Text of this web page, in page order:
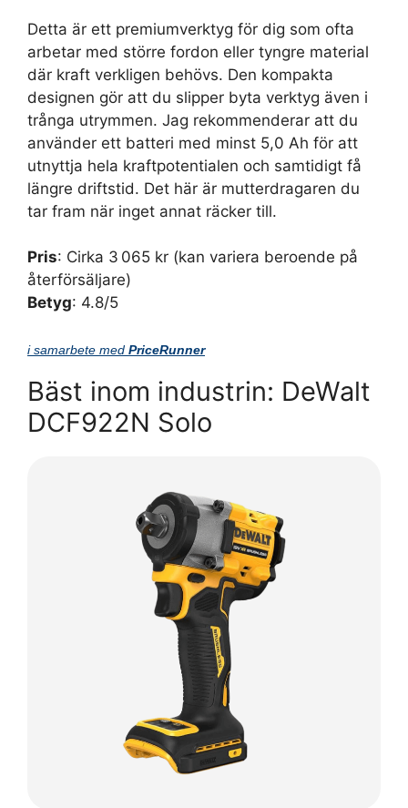
Detta är ett premiumverktyg för dig som ofta
arbetar med större fordon eller tyngre material
där kraft verkligen behövs. Den kompakta
designen gör att du slipper byta verktyg även i
trånga utrymmen. Jag rekommenderar att du
använder ett batteri med minst 5,0 Ah för att
utnyttja hela kraftpotentialen och samtidigt få
längre driftstid. Det här är mutterdragaren du
tar fram när inget annat räcker till.
Pris: Cirka 3 065 kr (kan variera beroende på
återförsäljare)
Betyg: 4.8/5
i samarbete med PriceRunner
Bäst inom industrin: DeWalt
DCF922N Solo